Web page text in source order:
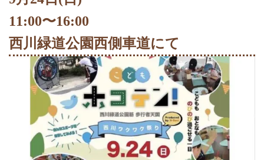
2022年11月
2022年9月
2022年5月
2022年4月
2022年3月
11:00〜16:00
西川緑道公園西側車道にて